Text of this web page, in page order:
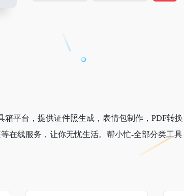
平台，提供证件照生成，表情包制作，PDF转
在线服务，让你无忧生活。帮小忙-全部分类工具